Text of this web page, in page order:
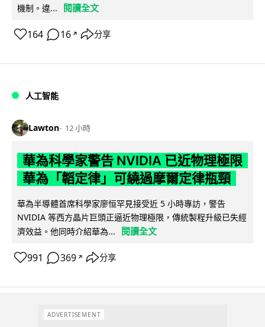
機制。違...
閱讀全文
164 16 ↗ 分享
人工智能
Lawton 12 小時
華為科學家警告 NVIDIA 已近物理極限
華為「韜定律」可繞過摩爾定律瓶頸
華為半導體首席科學家廖恒罕見接受近 5 小時專訪，警告
NVIDIA 等西方晶片巨頭正逼近物理極限，傳統製程升級已失經
濟效益。他同時介紹華為...
閱讀全文
991 369 ↗ 分享
ADVERTISEMENT